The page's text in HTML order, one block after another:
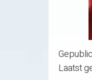
Laatst